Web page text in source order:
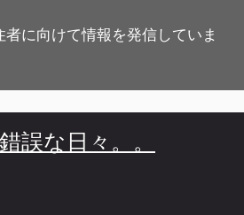
に向けて情報を発信していま
誤な日々。。